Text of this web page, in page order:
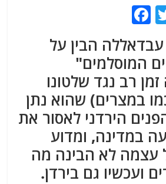
T
itt
er
a
c
e
b
o
o
k
הבין על
המוסלמים"
רב נגד שלטונו
במצרים) שהוא נתן
הירדני לאסור את
במדינה, ומדוע
עצמה לא הבינה מה
ועכשיו גם בירדן.